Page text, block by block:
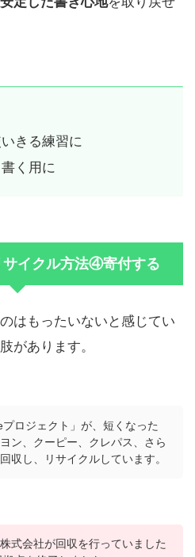
きる練習に
く用に
サイクル方法④寄付する
はもったいないと感じてい
があります。​
ロジェクト」が、短くなった
ン、クーピー、クレパス、さら
収し、リサイクルしています。​
式会社が回収を行っていました